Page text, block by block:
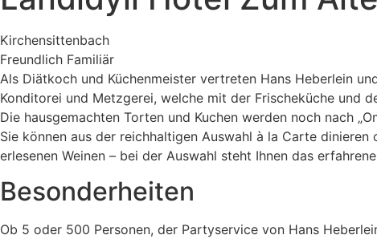
Kirchensittenbach
Freundlich Familiär
Als Diätkoch und Küchenmeister vertreten Hans Heberlein
Konditorei und Metzgerei, welche mit der Frischeküche und
Die hausgemachten Torten und Kuchen werden noch nach
Sie können aus der reichhaltigen Auswahl à la Carte
erlesenen Weinen – bei der Auswahl steht Ihnen das
Besonderheiten
Ob 5 oder 500 Personen, der Partyservice von Hans